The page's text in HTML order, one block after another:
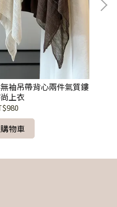
袖吊帶背心兩件氣質鏤
上衣
物車